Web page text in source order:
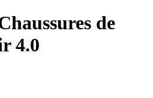
de
4.0